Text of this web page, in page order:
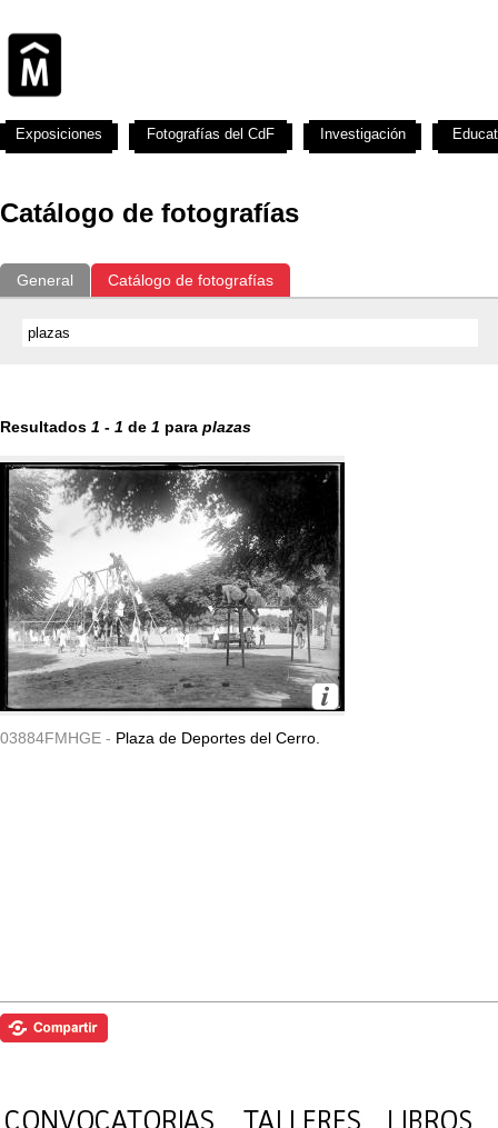
Catálogo de fotografías
General Catálogo de fotografías
Resultados 1 - 1 de 1 para plazas
03884FMHGE - Plaza de Deportes del Cerro.
Exposiciones Fotografías del CdF Investigación